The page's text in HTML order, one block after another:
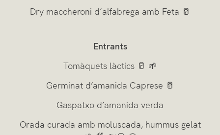
Dry maccheroni d´alfabrega amb Feta 🥛
Entrants
Tomàquets làctics 🥛 🌱
Germinat d’amanida Caprese 🥛
Gaspatxo d’amanida verda
Orada curada amb moluscada, hummus gelat